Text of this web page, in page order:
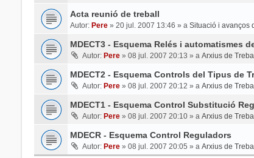
Acta reunió de treball
Autor: Pere» 20 jul. 2007 13:46 » a Situació i avanços
MDECT3 - Esquema Relés i automatismes
Autor: Pere» 08 jul. 2007 20:13 » a Arxius de Treball
MDECT2 - Esquema Controls del Tipus de
Autor: Pere» 08 jul. 2007 20:12 » a Arxius de Treball
MDECT1 - Esquema Control Substitució
Autor: Pere» 08 jul. 2007 20:10» a Arxius de Treball
MDECR - Esquema Control Reguladors
Autor: Pere» 08 jul. 2007 20:05 » a Arxius de Treball